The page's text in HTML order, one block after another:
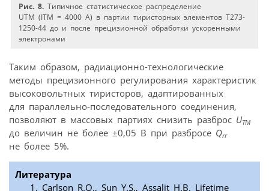
Рис. 8. Типичное статистическое распределение
UTM (ITM = 4000 А) в партии тиристорных элементов Т273-
1250-44 до и после прецизионной обработки ускоренными
электронами
Таким образом, радиационно-технологические
методы прецизионного регулирования характеристик
высоковольтных тиристоров, адаптированных
для параллельно-последовательного соединения,
позволяют в массовых партиях снизить разброс UTM
до величин не более ±0,05 В при разбросе Qrr
не более 5%.
Литература
Carlson R.O., Sun Y.S., Assalit H.B. Lifetime